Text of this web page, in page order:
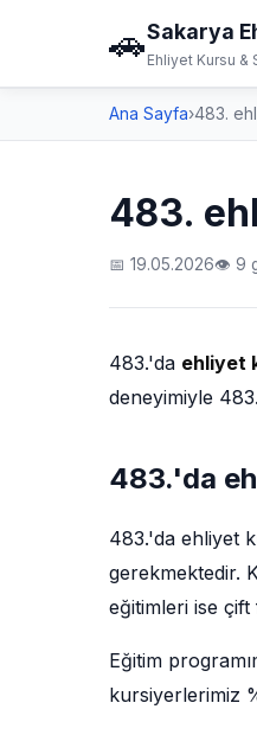
🚗Sakarya
Ehliyet Kursu &
Ana Sayfa›483.
483.
📅 19.05.2026👁 9
483.'da ehliyet
deneyimiyle
483.'da
483.'da ehliyet
gerekmektedir.
eğitimleri ise çift
Eğitim
kursiyerlerimiz